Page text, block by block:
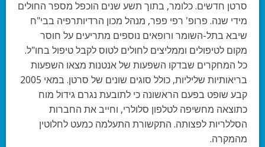
סרטן חדשים. כלומר, בתוך תשע שנים הוכפל מספר החולים
מידי שנה. פרופ' רפי פפר, מנהל מכון הרדיותרפיה בבי"ח
שיבא בתל-השומר ורופאים נוספים מתריעים על חוסר
מקום לטיפולים וממליצים לחולים לטוס לקבל טיפול בחו"ל.
כל המחקרים שבדקו השפעות של אנטנות מצאו השפעות
בריאותיות שליליות, כולל סוגים שונים של סרטן. במאי 2005
קבע שופט בפעם הראשונה כי לתובעת נגרם גידול מוח
כתוצאה מחשיפה לטלפון סלולרי, וחייב את החברות
הסללריות לפצותה. התקשורת התעלמה כמעט לחלוטין
מהמקרה.